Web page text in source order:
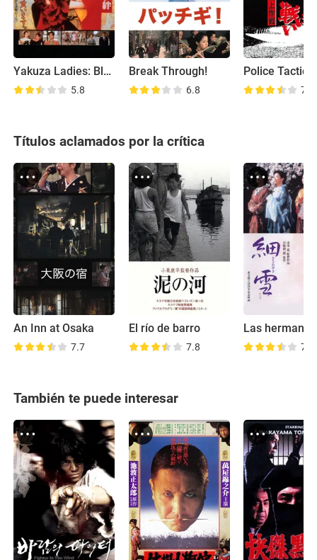
Yakuza Ladies: Blood Ties
5.8
Break Through!
6.8
Police Tactics
7.3
Títulos aclamados por la crítica
An Inn at Osaka
7.7
El río de barro
7.8 7.2
También te puede interesar